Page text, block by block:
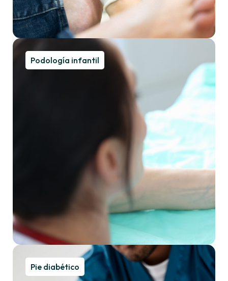
Podología infantil
Pie diabético